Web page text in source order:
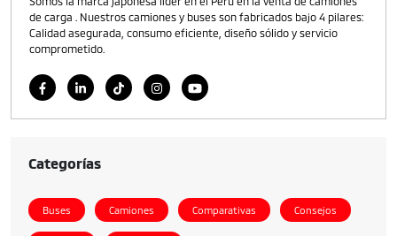
de carga . Nuestros camiones y buses son fabricados bajo 4 pilares:
Calidad asegurada, consumo eficiente, diseño sólido y servicio
comprometido.
Categorías
Buses Camiones Comparativas Consejos